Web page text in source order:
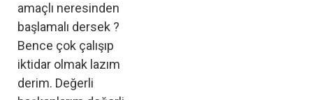
amaçlı neresinden
başlamalı dersek ?
Bence çok çalışıp
iktidar olmak lazım
derim. Değerli